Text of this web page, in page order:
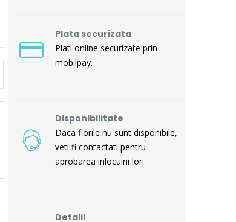
Plata securizata
Plati online securizate prin
mobilpay.
Disponibilitate
Daca florile nu sunt disponibile,
veti fi contactati pentru
aprobarea inlocuirii lor.
Detalii